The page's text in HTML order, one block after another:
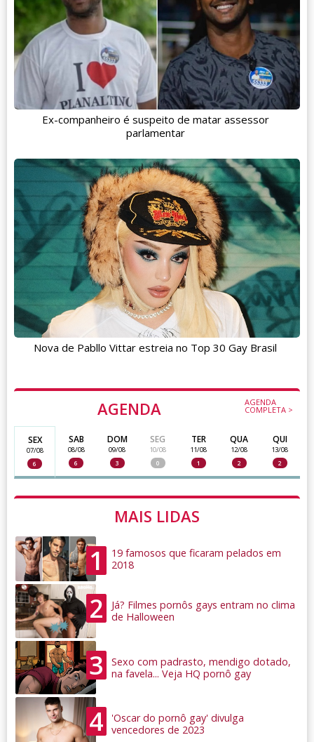
AGENDA AGENDA
COMPLETA >
SEX
07/08
6
SAB
08/08
6
DOM
09/08
3
SEG
10/08
0
TER
11/08
1
QUA
12/08
2
QUI
13/08
2
MAIS LIDAS
1
19 famosos que ficaram pelados em
2018
2
Já? Filmes pornôs gays entram no clima
de Halloween
3
Sexo com padrasto, mendigo dotado,
na favela... Veja HQ pornô gay
4
'Oscar do pornô gay' divulga
vencedores de 2023
Ex-companheiro é suspeito de matar assessor
parlamentar
Nova de Pabllo Vittar estreia no Top 30 Gay Brasil